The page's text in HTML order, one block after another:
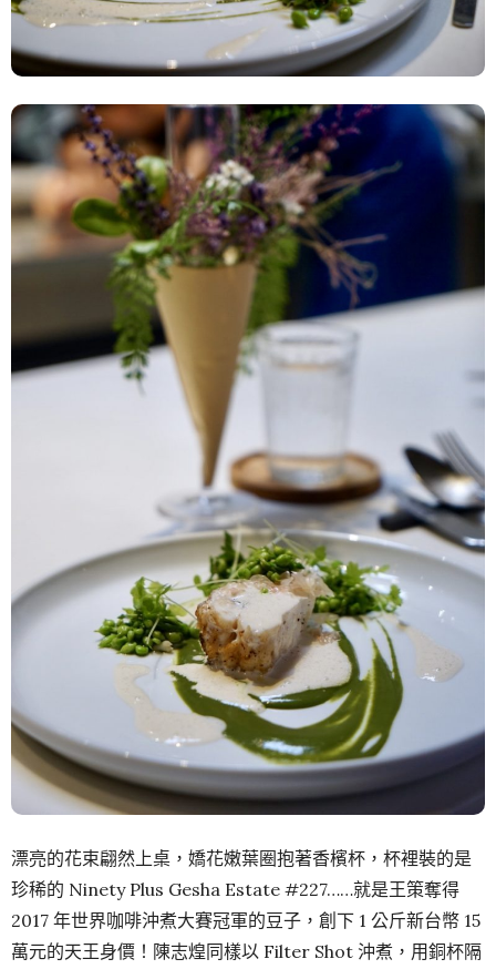
漂亮的花束翩然上桌，嬌花嫩葉圈抱著香檳杯，杯裡裝的是
珍稀的 Ninety Plus Gesha Estate #227……就是王策奪得
2017 年世界咖啡沖煮大賽冠軍的豆子，創下 1 公斤新台幣 15
萬元的天王身價！陳志煌同樣以 Filter Shot 沖煮，用銅杯隔